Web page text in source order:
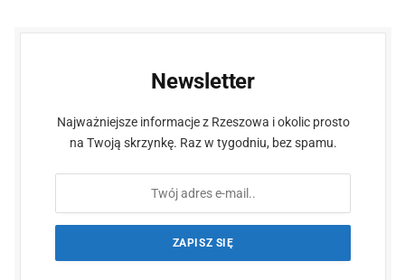
Newsletter
Najważniejsze informacje z Rzeszowa i okolic prosto
na Twoją skrzynkę. Raz w tygodniu, bez spamu.